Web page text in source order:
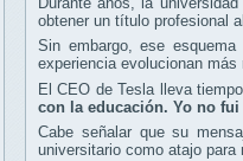
obtener un título profesional
Sin embargo, ese
experiencia evolucionan
El CEO de Tesla lleva
con la educación. Yo no
Cabe señalar que su
universitario como atajo para